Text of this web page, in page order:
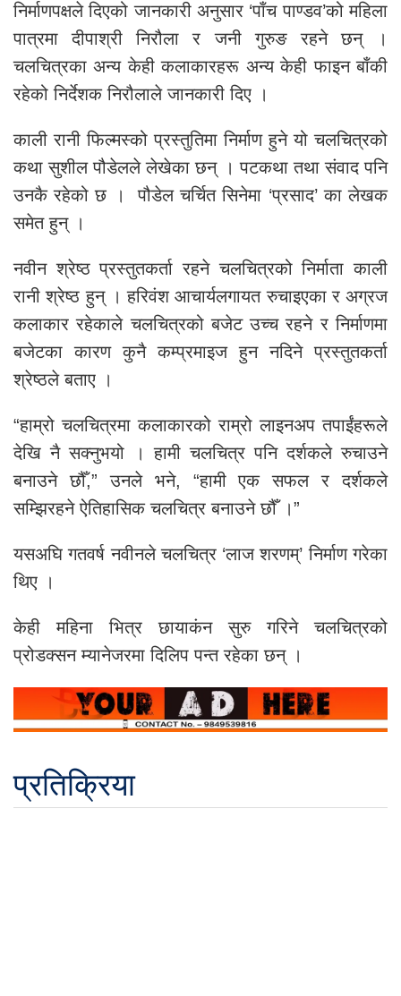
निर्माणपक्षले दिएको जानकारी अनुसार ‘पाँच पाण्डव’को महिला
पात्रमा दीपाश्री निरौला र जनी गुरुङ रहने छन् ।
चलचित्रका अन्य केही कलाकारहरू अन्य केही फाइन बाँकी
रहेको निर्देशक निरौलाले जानकारी दिए ।
काली रानी फिल्मस्को प्रस्तुतिमा निर्माण हुने यो चलचित्रको
कथा सुशील पौडेलले लेखेका छन् । पटकथा तथा संवाद पनि
उनकै रहेको छ । पौडेल चर्चित सिनेमा ‘प्रसाद’ का लेखक
समेत हुन् ।
नवीन श्रेष्ठ प्रस्तुतकर्ता रहने चलचित्रको निर्माता काली
रानी श्रेष्ठ हुन् । हरिवंश आचार्यलगायत रुचाइएका र अग्रज
कलाकार रहेकाले चलचित्रको बजेट उच्च रहने र निर्माणमा
बजेटका कारण कुनै कम्प्रमाइज हुन नदिने प्रस्तुतकर्ता
श्रेष्ठले बताए ।
“हाम्रो चलचित्रमा कलाकारको राम्रो लाइनअप तपाईंहरूले
देखि नै सक्नुभयो । हामी चलचित्र पनि दर्शकले रुचाउने
बनाउने छौँ,” उनले भने, “हामी एक सफल र दर्शकले
सम्झिरहने ऐतिहासिक चलचित्र बनाउने छौँ ।”
यसअघि गतवर्ष नवीनले चलचित्र ‘लाज शरणम्’ निर्माण गरेका
थिए ।
केही महिना भित्र छायाकंन सुरु गरिने चलचित्रको
प्रोडक्सन म्यानेजरमा दिलिप पन्त रहेका छन् ।
प्रतिक्रिया